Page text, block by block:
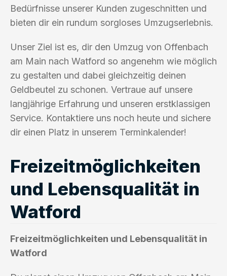
Bedürfnisse unserer Kunden zugeschnitten und
bieten dir ein rundum sorgloses Umzugserlebnis.
Unser Ziel ist es, dir den Umzug von Offenbach
am Main nach Watford so angenehm wie möglich
zu gestalten und dabei gleichzeitig deinen
Geldbeutel zu schonen. Vertraue auf unsere
langjährige Erfahrung und unseren erstklassigen
Service. Kontaktiere uns noch heute und sichere
dir einen Platz in unserem Terminkalender!
Freizeitmöglichkeiten
und Lebensqualität in
Watford
Freizeitmöglichkeiten und Lebensqualität in
Watford